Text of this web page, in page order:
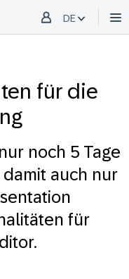
DE
für die
noch 5 Tage
damit auch nur
für